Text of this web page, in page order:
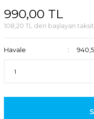
990,00 TL
108,20 TL den başlayan
Havale